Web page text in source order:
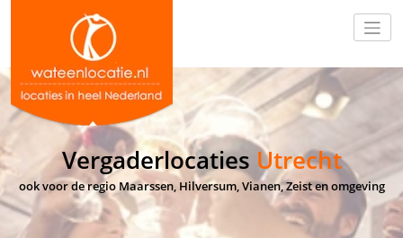
Vergaderlocaties Utrecht
ook voor de regio Maarssen, Hilversum, Vianen, Zeist en omgeving